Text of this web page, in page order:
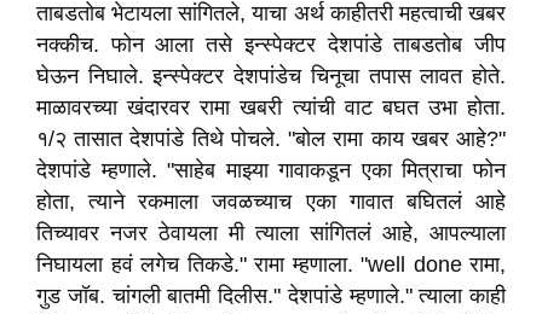
ताबडतोब भेटायला सांगितले, याचा अर्थ काहीतरी महत्वाची खबर
नक्कीच. फोन आला तसे इन्स्पेक्टर देशपांडे ताबडतोब जीप
घेऊन निघाले. इन्स्पेक्टर देशपांडेच चिनूचा तपास लावत होते.
माळावरच्या खंदारवर रामा खबरी त्यांची वाट बघत उभा होता.
१/२ तासात देशपांडे तिथे पोचले. "बोल रामा काय खबर आहे?"
देशपांडे म्हणाले. "साहेब माझ्या गावाकडून एका मित्राचा फोन
होता, त्याने रकमाला जवळच्याच एका गावात बघितलं आहे
तिच्यावर नजर ठेवायला मी त्याला सांगितलं आहे, आपल्याला
निघायला हवं लगेच तिकडे." रामा म्हणाला. "well done रामा,
गुड जॉब. चांगली बातमी दिलीस." देशपांडे म्हणाले." त्याला काही